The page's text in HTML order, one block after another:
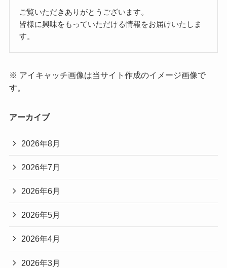
ご覧いただきありがとうございます。
皆様に興味をもっていただける情報をお届けいたしま
す。
※ アイキャッチ画像は当サイト作成のイメージ画像で
す。
アーカイブ
2026年8月
2026年7月
2026年6月
2026年5月
2026年4月
2026年3月